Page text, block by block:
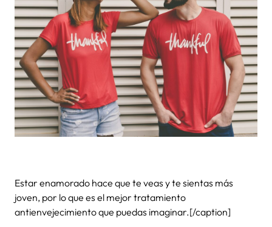
Estar enamorado hace que te veas y te sientas más
joven, por lo que es el mejor tratamiento
antienvejecimiento que puedas imaginar.[/caption]